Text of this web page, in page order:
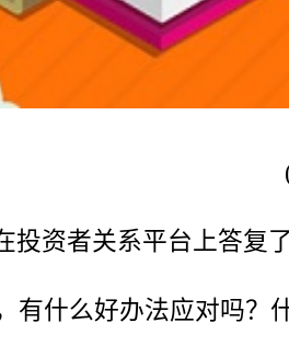
投资者关系平台上答复
有什么好办法应对吗？